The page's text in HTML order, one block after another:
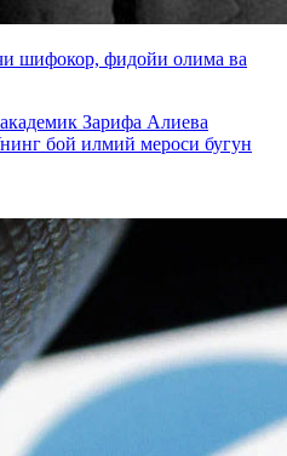
шифокор, фидойи олима ва
Зарифа Алиева
бой илмий мероси бугун